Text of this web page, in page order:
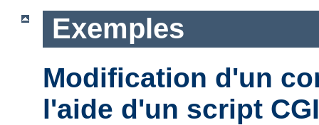
Exemples
Modification d'un
l'aide d'un script CGI